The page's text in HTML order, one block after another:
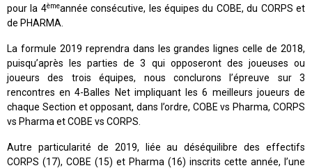
pour la 4èmeannée consécutive, les équipes du COBE, du CORPS et
de PHARMA.
La formule 2019 reprendra dans les grandes lignes celle de 2018,
puisqu’après les parties de 3 qui opposeront des joueuses ou
joueurs des trois équipes, nous conclurons l’épreuve sur 3
rencontres en 4-Balles Net impliquant les 6 meilleurs joueurs de
chaque Section et opposant, dans l’ordre, COBE vs Pharma, CORPS
vs Pharma et COBE vs CORPS.
Autre particularité de 2019, liée au déséquilibre des effectifs
CORPS (17), COBE (15) et Pharma (16) inscrits cette année, l’une